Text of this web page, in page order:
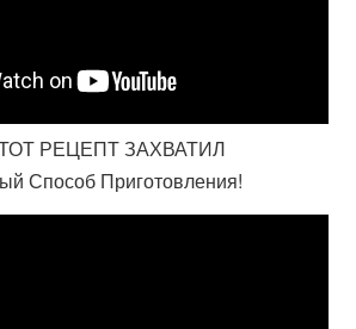
РЕЦЕПТ ЗАХВАТИЛ
Способ Приготовления!